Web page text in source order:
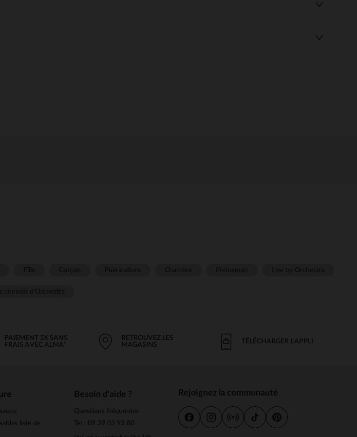
PAIEMENT 3X SANS
FRAIS AVEC ALMA*
RETROUVEZ LES
MAGASINS
TÉLÉCHARGER L'APPLI
liste de
Besoin d'aide ?
Questions fréquentes
Tel : 09 39 03 93 80
Rejoignez la communauté